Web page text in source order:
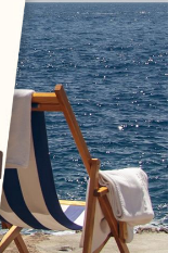
Manipolo Microblading
35,00 €